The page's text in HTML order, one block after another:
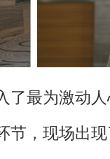
最为激动人
节，现场出